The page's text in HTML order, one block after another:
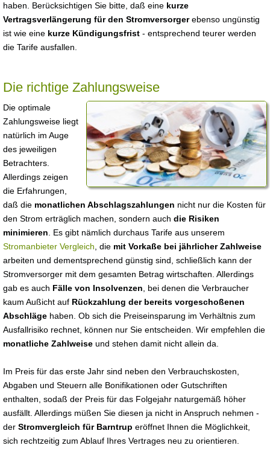
haben. Berücksichtigen Sie bitte, daß eine kurze
Vertragsverlängerung für den Stromversorgerebenso ungünstig
ist wie eine kurze Kündigungsfrist - entsprechend teurer werden
die Tarife ausfallen.
Die richtige Zahlungsweise
Die optimale
Zahlungsweise liegt
natürlich im Auge
des jeweiligen
Betrachters.
Allerdings zeigen
die Erfahrungen,
daß die monatlichen Abschlagszahlungen nicht nur die Kosten für
den Strom erträglich machen, sondern auch die Risiken
minimieren . Es gibt nämlich durchaus Tarife aus unserem
Stromanbieter Vergleich , die mit Vorkaße bei jährlicher Zahlweise
arbeiten und dementsprechend günstig sind, schließlich kann der
Stromversorger mit dem gesamten Betrag wirtschaften. Allerdings
gab es auch Fälle von Insolvenzen , bei denen die Verbraucher
kaum Außicht auf Rückzahlung der bereits vorgeschoßenen
Abschläge haben. Ob sich die Preiseinsparung im Verhältnis zum
Ausfallrisiko rechnet, können nur Sie entscheiden. Wir empfehlen die
monatliche Zahlweise und stehen damit nicht allein da.
Im Preis für das erste Jahr sind neben den Verbrauchskosten,
Abgaben und Steuern alle Bonifikationen oder Gutschriften
enthalten, sodaß der Preis für das Folgejahr naturgemäß höher
ausfällt. Allerdings müßen Sie diesen ja nicht in Anspruch nehmen -
der Stromvergleich für Barntrup eröffnet Ihnen die Möglichkeit,
sich rechtzeitig zum Ablauf Ihres Vertrages neu zu orientieren.